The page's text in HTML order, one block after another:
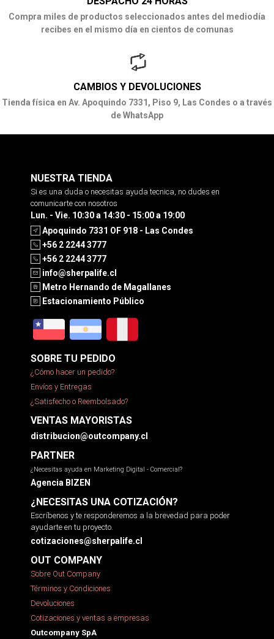
Compra miles de productos seleccionados antes del mediodía
recibes en el mismo día en cientos de comunas
CAMBIOS Y DEVOLUCIONES
Tienda física en Av. Apoquindo 7331, Piso 9, Las Condes o a través
de WhatsApp
NUESTRA TIENDA
Si es una duda o necesitas ayuda tecnica, no dudes en
comunicarte con nosotros
Lun. - Vie. 10:30 a 14:30 - 15:00 a 19:00
Apoquindo 7331 OF 918 - Las Condes
+56 2 2244 3777
+56 2 2244 3777
info@sherpalife.cl
Metro Hernando de Magallanes
Estacionamiento Público
SOBRE TU PEDIDO
¿Cómo hacer un pedido?
Envíos y Entregas
¿Satisfecho o Reembolsado?
VENTAS MAYORISTAS
distribucion@outcompany.cl
PARTNER
¿Necesitas ayuda en Marketing Digital - Comercial?
Agencia BIZEN
¿NECESITAS UNA COTIZACIÓN?
Escríbenos y te responderemos a la brevedad para poder
ayudarte en tu proyecto.
cotizaciones@sherpalife.cl
OUT COMPANY
Sobre Out Company
Términos y Condiciones
Devoluciones
Cotizaciones y ventas a empresas
Outcompany SpA